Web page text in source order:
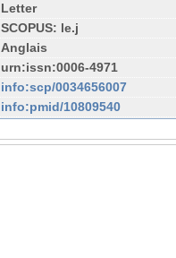
Letter
SCOPUS: le.j
Anglais
urn:issn:0006-4971
info:scp/0034656007
info:pmid/10809540